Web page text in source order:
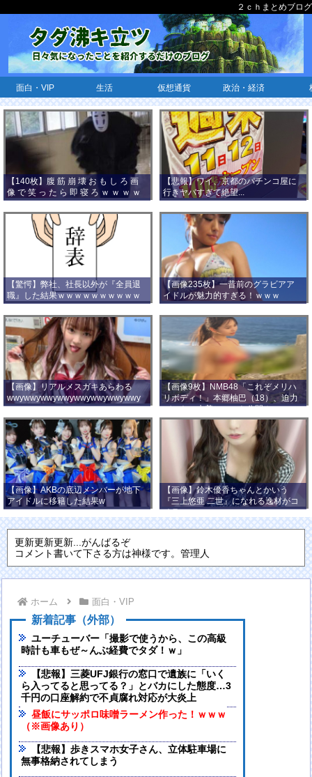
２ｃｈまとめブログ
面白・VIP 生活 仮想通貨 政治・経済
【140枚】腹 筋 崩 壊 お も し ろ 画
像 で 笑 っ た ら 即 寝 ろ ｗ ｗ ｗ ｗ
ｗ ｗ ｗ ｗ ｗ ｗ ｗ ｗ
【悲報】ワイ、京都のパチンコ屋に
行きヤバすぎて絶望...
【驚愕】弊社、社長以外が『全員退
職』した結果ｗｗｗｗｗｗｗｗｗｗ
ｗｗｗ
【画像235枚】一昔前のグラビアア
イドルが魅力的すぎる！ｗｗｗ
【画像】リアルメスガキあらわる
wwywwywwywwywwywwywwywwy
wwy
【画像9枚】NMB48「これぞメリハ
リボディ！」本郷柚巴（18）、迫力
バストの水着ショット公開！
【画像】AKBの底辺メンバーが地下
アイドルに移籍した結果w
【画像】鈴木優香ちゃんとかいう
『三上悠亜 二世』になれる逸材がコ
チラ
更新更新更新...がんばるぞ
コメント書いて下さる方は神様です。管理人
ホーム 面白・VIP
新着記事（外部）
ユーチューバー「撮影で使うから、この高級
時計も車もぜ～んぶ経費でタダ！ｗ」
【悲報】三菱UFJ銀行の窓口で遺族に「いく
ら入ってると思ってる？」とバカにした態度…3
千円の口座解約で不貞腐れ対応が大炎上
昼飯にサッポロ味噌ラーメン作った！ｗｗｗ
（※画像あり）
【悲報】歩きスマホ女子さん、立体駐車場に
無事格納されてしまう